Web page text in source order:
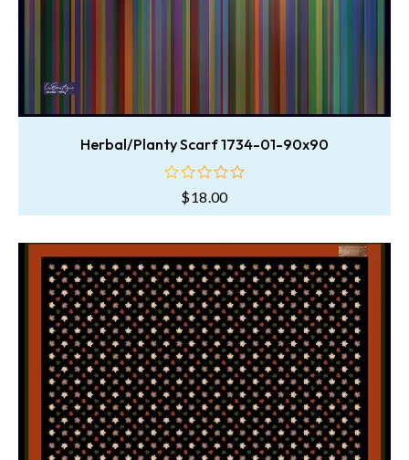
Herbal/Planty Scarf 1734-01-90x90
aldı
$18.00